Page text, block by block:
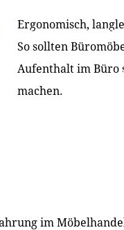
PRODUKTE
Ergonomisch,
So sollten
Aufenthalt im Büro
machen.
im